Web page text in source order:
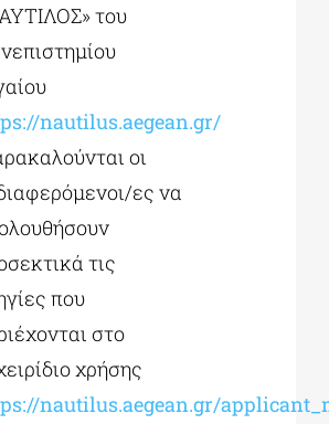
του
nautilus.aegean.gr/
οι
ες να
τις
που
στο
χρήσης
nautilus.aegean.gr/